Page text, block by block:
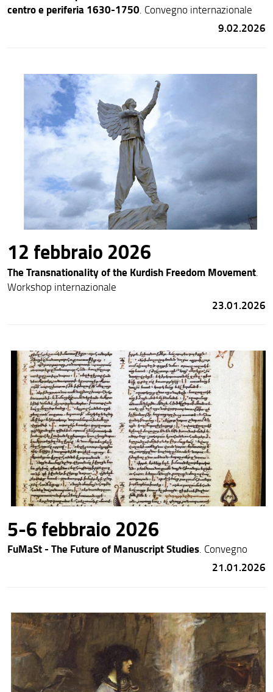
centro e periferia 1630-1750. Convegno internazionale
9.02.2026
12 febbraio 2026
The Transnationality of the Kurdish Freedom Movement.
Workshop internazionale
23.01.2026
5-6 febbraio 2026
FuMaSt - The Future of Manuscript Studies. Convegno
21.01.2026